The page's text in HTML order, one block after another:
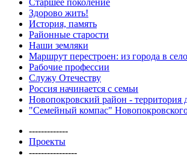
Старшее поколение
Здорово жить!
История, память
Районные старости
Наши земляки
Маршрут перестроен: из города в село
Рабочие профессии
Служу Отечеству
Россия начинается с семьи
Новопокровский район - территория
"Семейный компас"
-------------
Проекты
----------------